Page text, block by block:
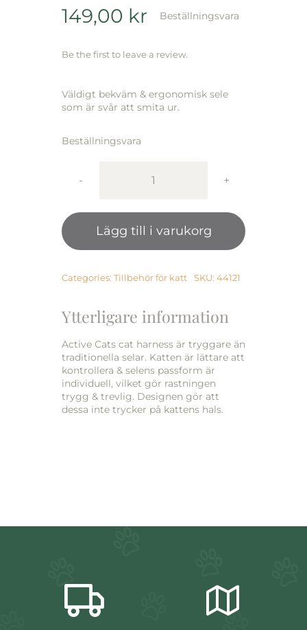
149,00 kr Beställningsvara
Be the first to leave a review.
Väldigt bekväm & ergonomisk sele
som är svår att smita ur.
Beställningsvara
AC
Harness
Medium,
27-
cm
Lägg till i varukorg
Categories: Tillbehör för katt SKU: 44121
Ytterligare information
Active Cats cat harness är tryggare än
traditionella selar. Katten är lättare att
kontrollera & selens passform är
individuell, vilket gör rastningen
trygg & trevlig. Designen gör att
dessa inte trycker på kattens hals.